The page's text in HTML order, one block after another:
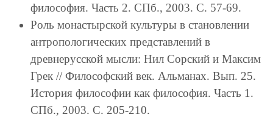
философия. Часть 2. СПб., 2003. С. 57-69.
Роль монастырской культуры в становлении
антропологических представлений в
древнерусской мысли: Нил Сорский и Максим
Грек // Философский век. Альманах. Вып. 25.
История философии как философия. Часть 1.
СПб., 2003. С. 205-210.